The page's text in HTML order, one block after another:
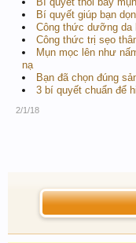
Bí quyết giúp bạn
Công thức dưỡng da
Công thức trị sẹo
Mụn mọc lên như
nạ
Bạn đã chọn đúng
3 bí quyết chuẩn để
2/1/18